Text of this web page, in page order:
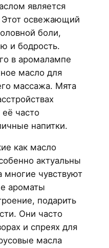
является
освежающий
боли,
и бодрость.
в аромалампе
масло для
массажа. Мята
часто
напитки.
как масло
актуальны
многие чувствуют
ароматы
подарить
Они часто
и спреях для
масла